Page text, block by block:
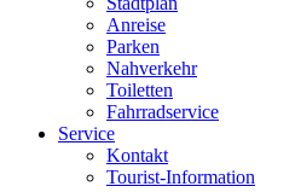
Anreise
Parken
Nahverkehr
Toiletten
Fahrradservice
Service
Kontakt
Tourist-Information